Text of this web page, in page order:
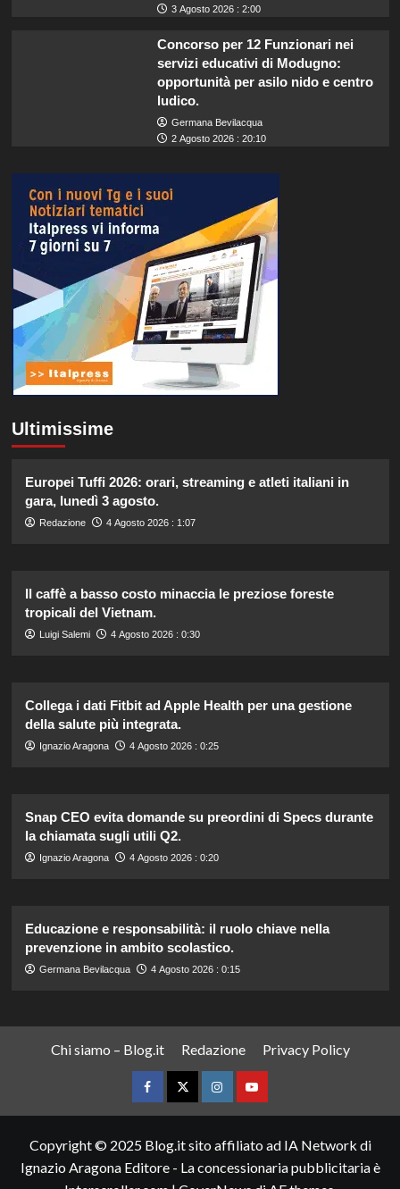
3 Agosto 2026 : 2:00
Concorso per 12 Funzionari nei
servizi educativi di Modugno:
opportunità per asilo nido e centro
ludico.
Germana Bevilacqua
2 Agosto 2026 : 20:10
Ultimissime
Europei Tuffi 2026: orari, streaming e atleti italiani in
gara, lunedì 3 agosto.
Redazione 4 Agosto 2026 : 1:07
Il caffè a basso costo minaccia le preziose foreste
tropicali del Vietnam.
Luigi Salemi 4 Agosto 2026 : 0:30
Collega i dati Fitbit ad Apple Health per una gestione
della salute più integrata.
Ignazio Aragona 4 Agosto 2026 : 0:25
Snap CEO evita domande su preordini di Specs durante
la chiamata sugli utili Q2.
Ignazio Aragona 4 Agosto 2026 : 0:20
Educazione e responsabilità: il ruolo chiave nella
prevenzione in ambito scolastico.
Germana Bevilacqua 4 Agosto 2026 : 0:15
Chi siamo – Blog.it Redazione Privacy Policy
FacebookTwitterInstagramYouTube
Copyright © 2025 Blog.it sito affiliato ad IA Network di
Ignazio Aragona Editore - La concessionaria pubblicitaria è